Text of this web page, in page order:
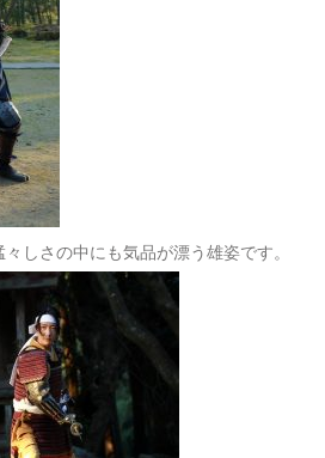
しさの中にも気品が漂う雄姿です。